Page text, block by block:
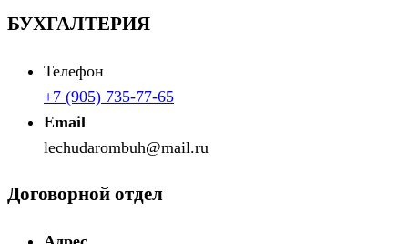
БУХГАЛТЕРИЯ
Телефон
+7 (905) 735-77-65
Email
lechudarombuh@mail.ru
Договорной отдел